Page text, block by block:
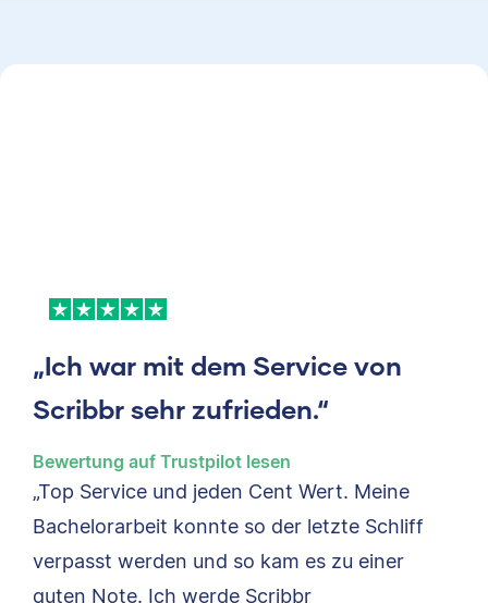
„Ich war mit dem Service von
Scribbr sehr zufrieden.“
Bewertung auf Trustpilot lesen
„Top Service und jeden Cent Wert. Meine
Bachelorarbeit konnte so der letzte Schliff
verpasst werden und so kam es zu einer
guten Note. Ich werde Scribbr